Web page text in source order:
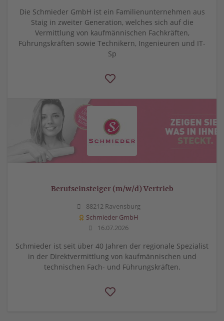
Die Schmieder GmbH ist ein Familienunternehmen aus
Staig in zweiter Generation, welches sich auf die
Vermittlung von kaufmännischen Fachkräften,
Führungskräften sowie Technikern, Ingenieuren und IT-
Sp
Berufseinsteiger (m/w/d) Vertrieb
88212 Ravensburg
Schmieder GmbH
16.07.2026
Schmieder ist seit über 40 Jahren der regionale Spezialist
in der Direktvermittlung von kaufmännischen und
technischen Fach- und Führungskräften.